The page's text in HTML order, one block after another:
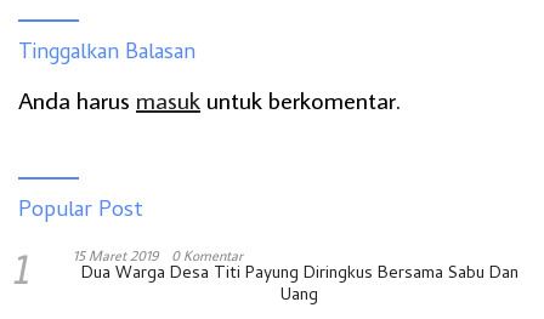
Tinggalkan Balasan
Anda harus masuk untuk berkomentar.
Popular Post
1 15 Maret 2019 0 Komentar
Dua Warga Desa Titi Payung Diringkus Bersama Sabu Dan
Uang